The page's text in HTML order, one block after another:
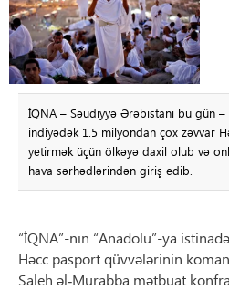
İQNA – Səudiyyə Ərəbistanı bu gün
indiyədək 1.5 milyondan çox zəvvar
yetirmək üçün ölkəyə daxil olub və
hava sərhədlərindən giriş edib.
“İQNA”-nın “Anadolu”-ya
Həcc pasport qüvvələrinin
Saleh əl‑Murabba mətbuat